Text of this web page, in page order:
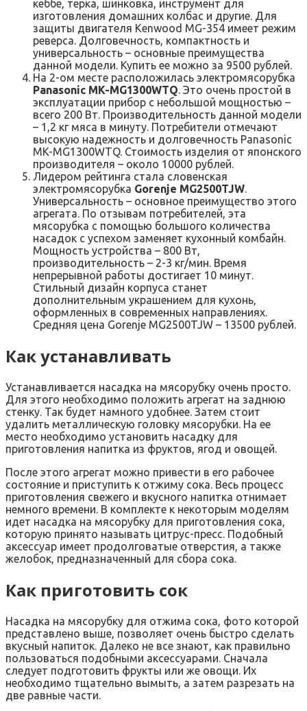
кеббе, терка, шинковка, инструмент для
изготовления домашних колбас и другие. Для
защиты двигателя Kenwood MG-354 имеет режим
реверса. Долговечность, компактность и
универсальность – основные преимущества
данной модели. Купить ее можно за 9500 рублей.
На 2-ом месте расположилась электромясорубка
Panasonic MK-MG1300WTQ. Это очень простой в
эксплуатации прибор с небольшой мощностью –
всего 200 Вт. Производительность данной модели
– 1,2 кг мяса в минуту. Потребители отмечают
высокую надежность и долговечность Panasonic
MK-MG1300WTQ. Стоимость изделия от японского
производителя – около 10000 рублей.
Лидером рейтинга стала словенская
электромясорубка Gorenje MG2500TJW.
Универсальность – основное преимущество этого
агрегата. По отзывам потребителей, эта
мясорубка с помощью большого количества
насадок с успехом заменяет кухонный комбайн.
Мощность устройства – 800 Вт,
производительность – 2-3 кг/мин. Время
непрерывной работы достигает 10 минут.
Стильный дизайн корпуса станет
дополнительным украшением для кухонь,
оформленных в современных направлениях.
Средняя цена Gorenje MG2500TJW – 13500 рублей.
Как устанавливать
Устанавливается насадка на мясорубку очень просто.
Для этого необходимо положить агрегат на заднюю
стенку. Так будет намного удобнее. Затем стоит
удалить металлическую головку мясорубки. На ее
место необходимо установить насадку для
приготовления напитка из фруктов, ягод и овощей.
После этого агрегат можно привести в его рабочее
состояние и приступить к отжиму сока. Весь процесс
приготовления свежего и вкусного напитка отнимает
немного времени. В комплекте к некоторым моделям
идет насадка на мясорубку для приготовления сока,
которую принято называть цитрус-пресс. Подобный
аксессуар имеет продолговатые отверстия, а также
желобок, предназначенный для сбора сока.
Как приготовить сок
Насадка на мясорубку для отжима сока, фото которой
представлено выше, позволяет очень быстро сделать
вкусный напиток. Далеко не все знают, как правильно
пользоваться подобными аксессуарами. Сначала
следует подготовить фрукты или же овощи. Их
необходимо тщательно вымыть, а затем разрезать на
две равные части.